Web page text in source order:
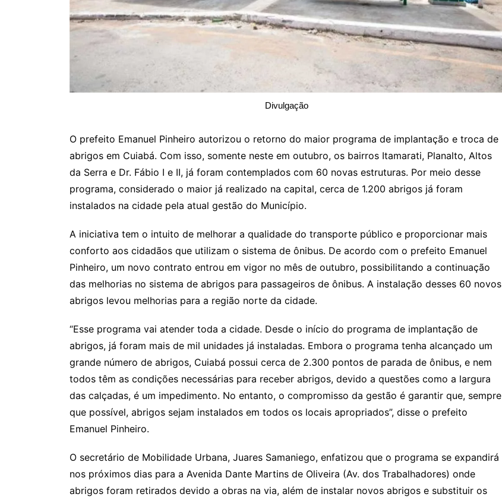
Divulgação
O prefeito Emanuel Pinheiro autorizou o retorno do maior programa de implantação e troca de
abrigos em Cuiabá. Com isso, somente neste em outubro, os bairros Itamarati, Planalto, Altos
da Serra e Dr. Fábio I e II, já foram contemplados com 60 novas estruturas. Por meio desse
programa, considerado o maior já realizado na capital, cerca de 1.200 abrigos já foram
instalados na cidade pela atual gestão do Município.
A iniciativa tem o intuito de melhorar a qualidade do transporte público e proporcionar mais
conforto aos cidadãos que utilizam o sistema de ônibus. De acordo com o prefeito Emanuel
Pinheiro, um novo contrato entrou em vigor no mês de outubro, possibilitando a continuação
das melhorias no sistema de abrigos para passageiros de ônibus. A instalação desses 60 novos
abrigos levou melhorias para a região norte da cidade.
“Esse programa vai atender toda a cidade. Desde o início do programa de implantação de
abrigos, já foram mais de mil unidades já instaladas. Embora o programa tenha alcançado um
grande número de abrigos, Cuiabá possui cerca de 2.300 pontos de parada de ônibus, e nem
todos têm as condições necessárias para receber abrigos, devido a questões como a largura
das calçadas, é um impedimento. No entanto, o compromisso da gestão é garantir que, sempre
que possível, abrigos sejam instalados em todos os locais apropriados”, disse o prefeito
Emanuel Pinheiro.
O secretário de Mobilidade Urbana, Juares Samaniego, enfatizou que o programa se expandirá
nos próximos dias para a Avenida Dante Martins de Oliveira (Av. dos Trabalhadores) onde
abrigos foram retirados devido a obras na via, além de instalar novos abrigos e substituir os